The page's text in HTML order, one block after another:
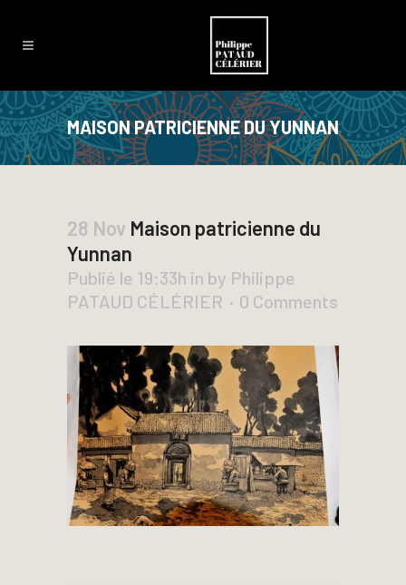
MAISON PATRICIENNE DU YUNNAN
28 Nov Maison patricienne du
Yunnan
Publié le 19:33h in by Philippe
PATAUD CÉLÉRIER
0 Comments